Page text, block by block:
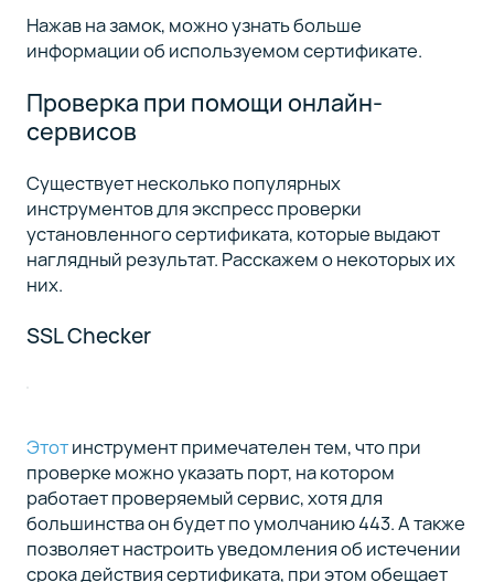
Нажав на замок, можно узнать больше
информации об используемом сертификате.
Проверка при помощи онлайн-
сервисов
Существует несколько популярных
инструментов для экспресс проверки
установленного сертификата, которые выдают
наглядный результат. Расскажем о некоторых их
них.
SSL Checker
Этотинструмент примечателен тем, что при
проверке можно указать порт, на котором
работает проверяемый сервис, хотя для
большинства он будет по умолчанию 443. А также
позволяет настроить уведомления об истечении
срока действия сертификата, при этом обещает